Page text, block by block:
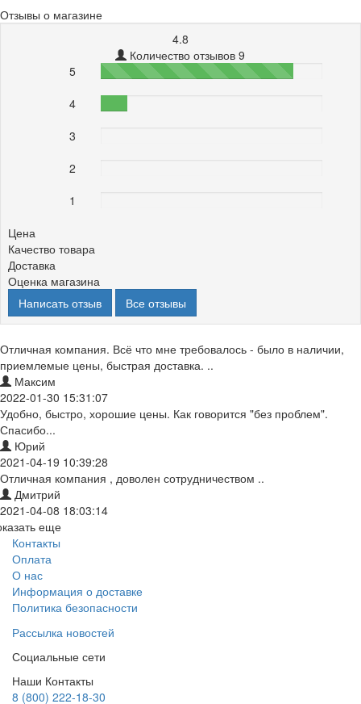
Отзывы о магазине
4.8
Количество отзывов 9
5
87%
4
3
2
1
Цена
Качество товара
Доставка
Оценка магазина
Написать отзыв
Все отзывы
Отличная компания. Всё что мне требовалось - было в наличии,
приемлемые цены, быстрая доставка. ..
Максим
2022-01-30 15:31:07
Удобно, быстро, хорошие цены. Как говорится "без проблем".
Спасибо...
Юрий
2021-04-19 10:39:28
Отличная компания , доволен сотрудничеством ..
Дмитрий
2021-04-08 18:03:14
еще
Контакты
Оплата
О нас
Информация о доставке
Политика безопасности
Рассылка новостей
Социальные сети
Наши Контакты
8 (800) 222-18-30